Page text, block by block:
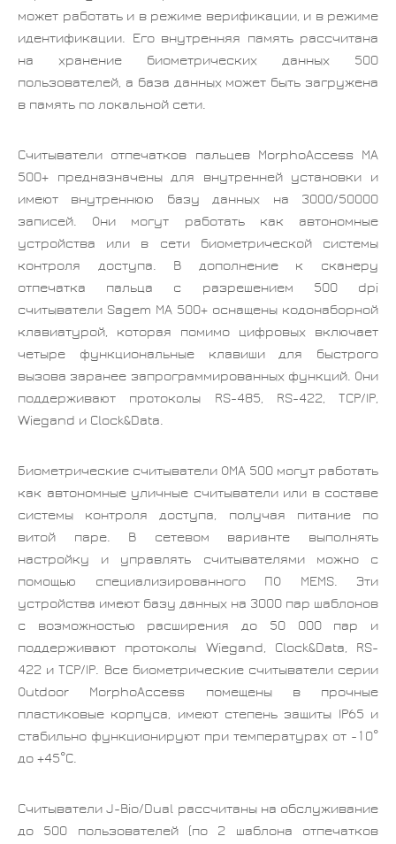
может работать и в режиме верификации, и в режиме
идентификации. Его внутренняя память рассчитана
на хранение биометрических данных 500
пользователей, а база данных может быть загружена
в память по локальной сети.
Считыватели отпечатков пальцев MorphoAccess MA
500+ предназначены для внутренней установки и
имеют внутреннюю базу данных на 3000/50000
записей. Они могут работать как автономные
устройства или в сети биометрической системы
контроля доступа. В дополнение к сканеру
отпечатка пальца с разрешением 500 dpi
считыватели Sagem MA 500+ оснащены кодонаборной
клавиатурой, которая помимо цифровых включает
четыре функциональные клавиши для быстрого
вызова заранее запрограммированных функций. Они
поддерживают протоколы RS-485, RS-422, TCP/IP,
Wiegand и Clock&Data.
Биометрические считыватели OMA 500 могут работать
как автономные уличные считыватели или в составе
системы контроля доступа, получая питание по
витой паре. В сетевом варианте выполнять
настройку и управлять считывателями можно с
помощью специализированного ПО MEMS. Эти
устройства имеют базу данных на 3000 пар шаблонов
с возможностью расширения до 50 000 пар и
поддерживают протоколы Wiegand, Clock&Data, RS-
422 и TCP/IP. Все биометрические считыватели серии
Outdoor MorphoAccess помещены в прочные
пластиковые корпуса, имеют степень защиты IP65 и
стабильно функционируют при температурах от -10°
до +45°С.
Считыватели J-Bio/Dual рассчитаны на обслуживание
до 500 пользователей (по 2 шаблона отпечатков